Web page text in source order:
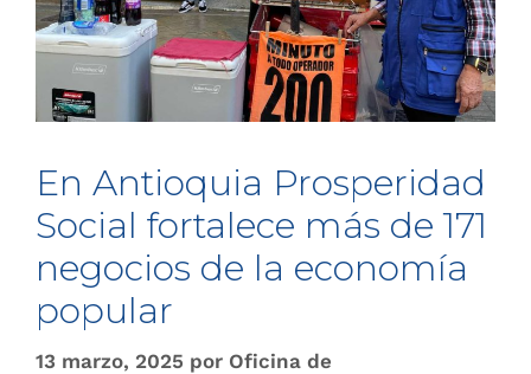
En Antioquia Prosperidad
Social fortalece más de 171
negocios de la economía
popular
13 marzo, 2025 por Oficina de